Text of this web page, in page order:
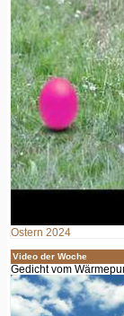
Ostern 2024
Video der Woche
Gedicht vom